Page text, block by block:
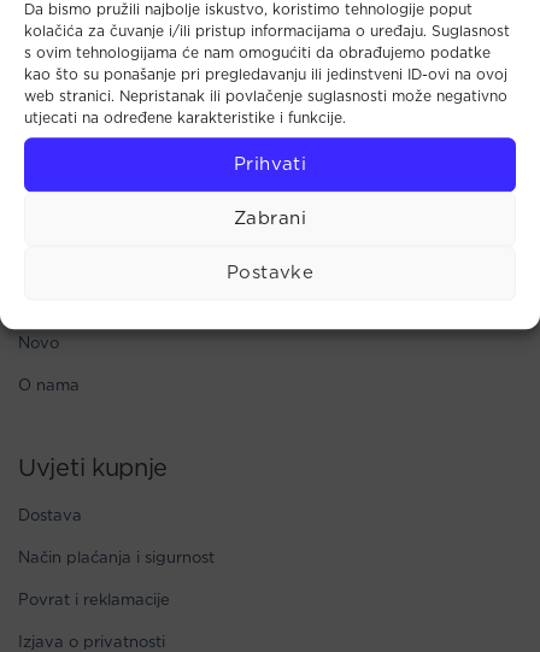
Da bismo pružili najbolje iskustvo, koristimo tehnologije poput
kolačića za čuvanje i/ili pristup informacijama o uređaju. Suglasnost
s ovim tehnologijama će nam omogućiti da obrađujemo podatke
kao što su ponašanje pri pregledavanju ili jedinstveni ID-ovi na ovoj
web stranici. Nepristanak ili povlačenje suglasnosti može negativno
utjecati na određene karakteristike i funkcije.
Prihvati
Zabrani
Postavke
Fax: +385 1 4873 568
E-mail: info@novaarka.hr
Novo
O nama
Uvjeti kupnje
Dostava
Način plaćanja i sigurnost
Povrat i reklamacije
Izjava o privatnosti